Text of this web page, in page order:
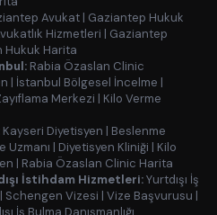
Avukat | Gaziantep Hukuk
Hizmetleri | Gaziantep
Hukuk Harita
Rabia Özaslan Clinic
| İstanbul Bölgesel İncelme |
Merkezi | Kilo Verme
Kayseri Diyetisyen | Beslenme
Uzmanı | Diyetisyen Kliniği | Kilo
| Rabia Özaslan Clinic Harita
İstihdam Hizmetleri:Yurtdışı İş
| Schengen Vizesi | Vize Başvurusu |
İş Bulma Danışmanlığı